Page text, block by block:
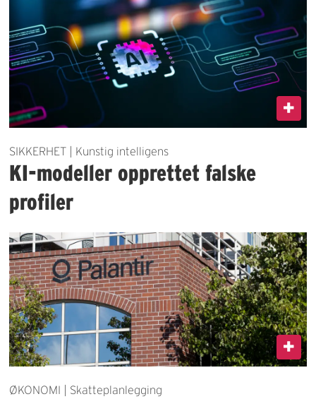
SIKKERHET | Kunstig intelligens
KI-modeller opprettet falske
profiler
ØKONOMI | Skatteplanlegging